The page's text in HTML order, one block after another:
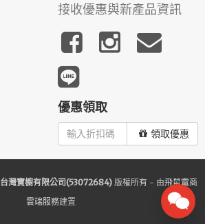
接收優惠與新產品資訊
優惠領取
領取優惠
台灣寶櫥有限公司(53072684)版權所有 - 由飛鼠電商
雲端服務建置